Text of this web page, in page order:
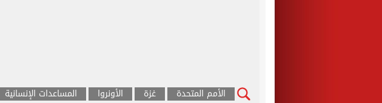
الأمم المتحدة غزة الأونروا المساعدات الإنسانية